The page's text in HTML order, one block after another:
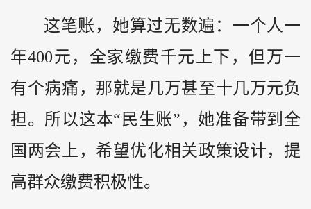
这笔账，她算过无数遍：一个人一
年400元，全家缴费千元上下，但万一
有个病痛，那就是几万甚至十几万元负
担。所以这本“民生账”，她准备带到全
国两会上，希望优化相关政策设计，提
高群众缴费积极性。